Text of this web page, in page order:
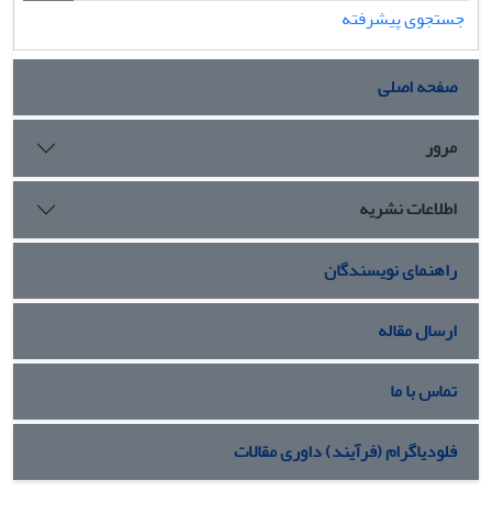
جستجوی پیشرفته
صفحه اصلی
مرور
اطلاعات نشریه
راهنمای نویسندگان
ارسال مقاله
تماس با ما
فلودیاگرام (فرآیند) داوری مقالات